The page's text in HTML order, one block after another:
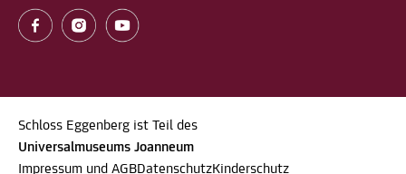
Schloss Eggenberg ist Teil des
Universalmuseums Joanneum
Impressum und AGBDatenschutzKinderschutz